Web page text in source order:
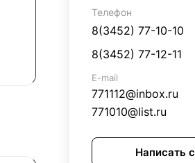
Телефон
8(3452) 77-10-10
8(3452) 77-12-11
E-mail
771112@inbox.ru
771010@list.ru
Написать